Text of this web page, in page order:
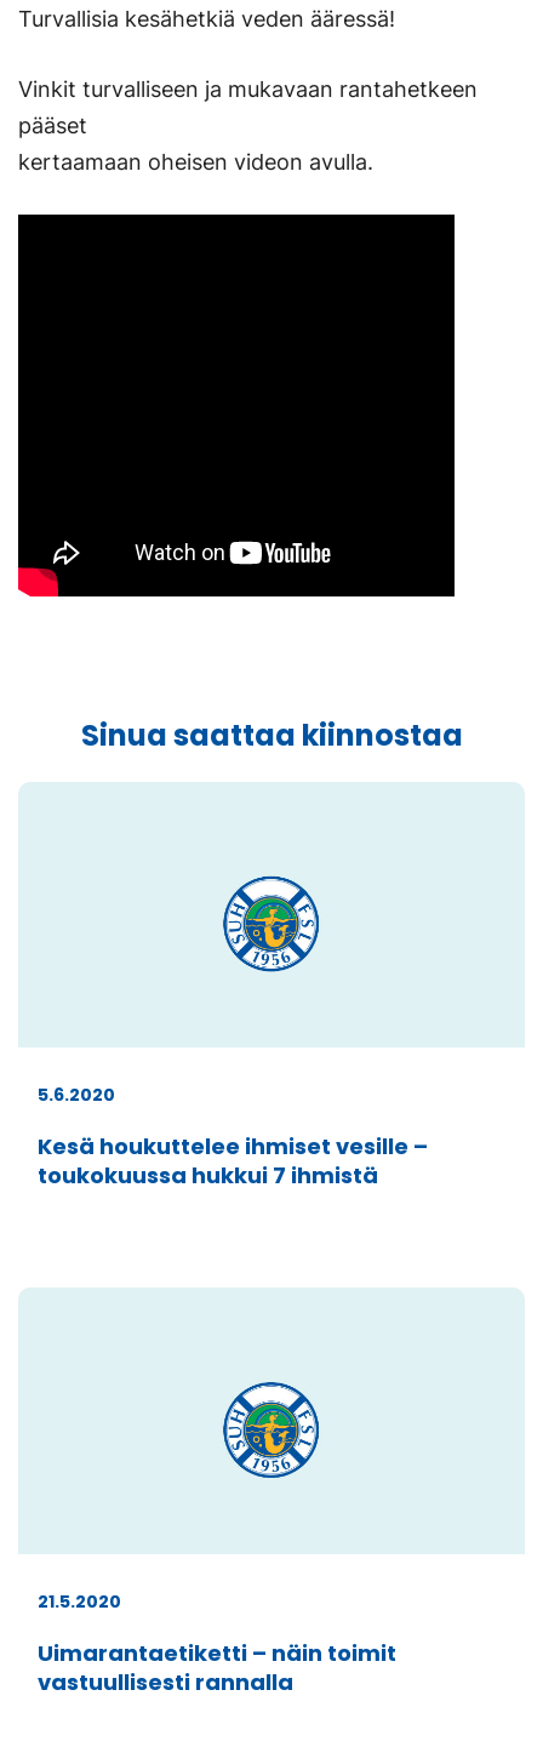
avautuu
välilehteen.)
Turvallisia kesähetkiä veden ääressä!
Vinkit turvalliseen ja mukavaan rantahetkeen
pääset
kertaamaan oheisen videon avulla.
Sinua saattaa kiinnostaa
5.6.2020
Kesä houkuttelee ihmiset vesille –
toukokuussa hukkui 7 ihmistä
21.5.2020
Uimarantaetiketti – näin toimit
vastuullisesti rannalla